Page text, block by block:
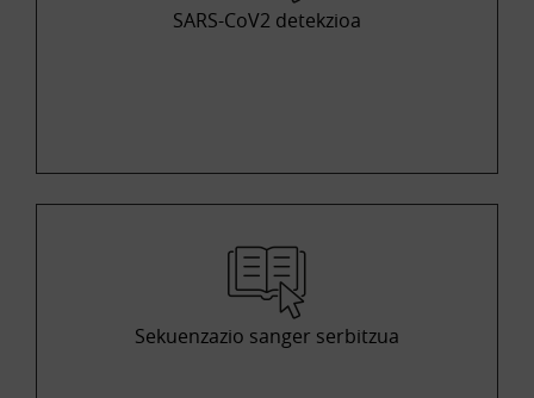
SARS-CoV2 detekzioa
Sekuenzazio sanger serbitzua